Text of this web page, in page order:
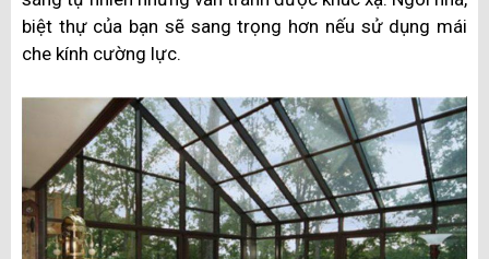
biệt thự của bạn sẽ sang trọng hơn nếu sử dụng mái
che kính cường lực.